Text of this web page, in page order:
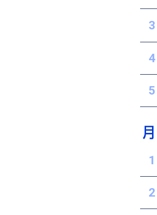
3
4
5
1
2